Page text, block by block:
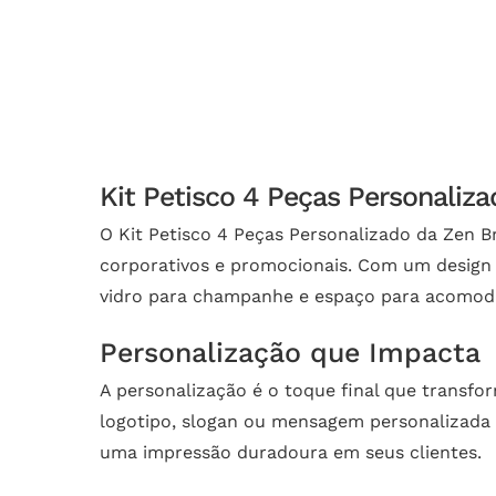
Kit Petisco 4 Peças
O Kit Petisco 4 Peças Personalizado da Zen
corporativos e promocionais. Com um
vidro para champanhe e espaço para
Personalização que Impacta
A personalização é o toque final que
logotipo, slogan ou mensagem
uma impressão duradoura em seus clientes.